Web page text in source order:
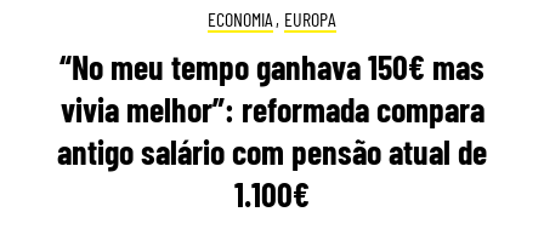
ECONOMIA , EUROPA
“No meu tempo ganhava 150€ mas
vivia melhor”: reformada compara
antigo salário com pensão atual de
1.100€